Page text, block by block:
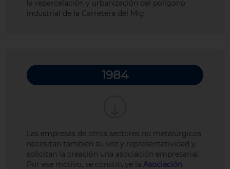
la reparcelación y urbanización del polígono
industrial de la Carretera del Mig.
1984
Las empresas de otros sectores no metalúrgicos
necesitan también su voz y representatividad y
solicitan la creación una asociación empresarial.
Por ese motivo, se constituye la Asociación